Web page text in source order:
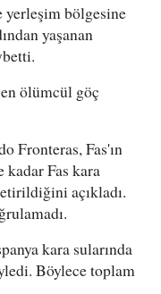
yerleşim bölgesine
yaşanan
ölümcül göç
Fronteras, Fas'ın
kadar Fas kara
açıkladı.
kara sularında
Böylece toplam